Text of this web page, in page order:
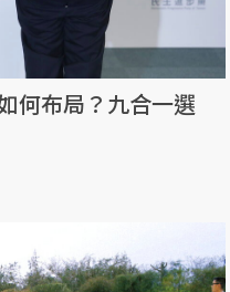
何布局？九合一選